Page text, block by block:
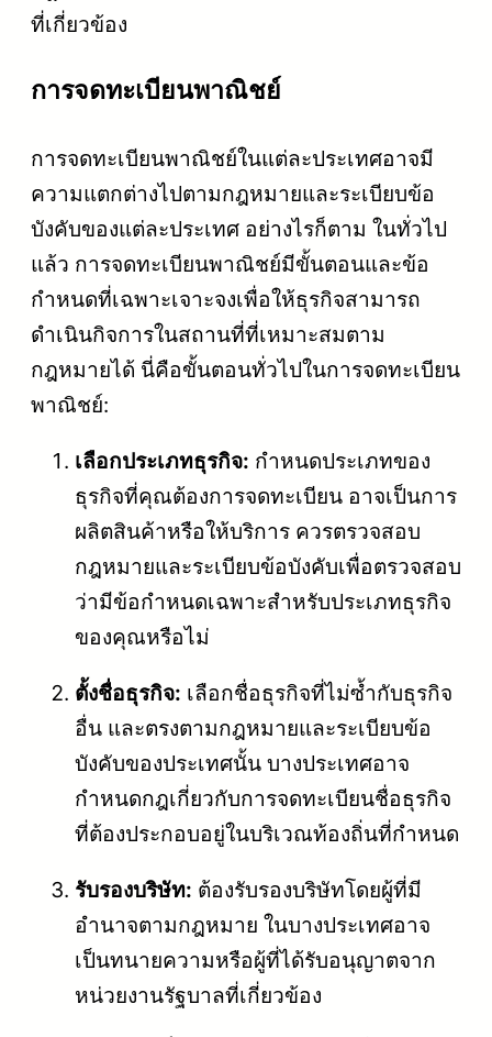
ที่เกี่ยวข้อง
การจดทะเบียนพาณิชย์
การจดทะเบียนพาณิชย์ในแต่ละประเทศอาจมี
ความแตกต่างไปตามกฎหมายและระเบียบข้อ
บังคับของแต่ละประเทศ อย่างไรก็ตาม ในทั่วไป
แล้ว การจดทะเบียนพาณิชย์มีขั้นตอนและข้อ
กำหนดที่เฉพาะเจาะจงเพื่อให้ธุรกิจสามารถ
ดำเนินกิจการในสถานที่ที่เหมาะสมตาม
กฎหมายได้ นี่คือขั้นตอนทั่วไปในการจดทะเบียน
พาณิชย์:
เลือกประเภทธุรกิจ: กำหนดประเภทของ
ธุรกิจที่คุณต้องการจดทะเบียน อาจเป็นการ
ผลิตสินค้าหรือให้บริการ ควรตรวจสอบ
กฎหมายและระเบียบข้อบังคับเพื่อตรวจสอบ
ว่ามีข้อกำหนดเฉพาะสำหรับประเภทธุรกิจ
ของคุณหรือไม่
ตั้งชื่อธุรกิจ: เลือกชื่อธุรกิจที่ไม่ซ้ำกับธุรกิจ
อื่น และตรงตามกฎหมายและระเบียบข้อ
บังคับของประเทศนั้น บางประเทศอาจ
กำหนดกฎเกี่ยวกับการจดทะเบียนชื่อธุรกิจ
ที่ต้องประกอบอยู่ในบริเวณท้องถิ่นที่กำหนด
รับรองบริษัท: ต้องรับรองบริษัทโดยผู้ที่มี
อำนาจตามกฎหมาย ในบางประเทศอาจ
เป็นทนายความหรือผู้ที่ได้รับอนุญาตจาก
หน่วยงานรัฐบาลที่เกี่ยวข้อง